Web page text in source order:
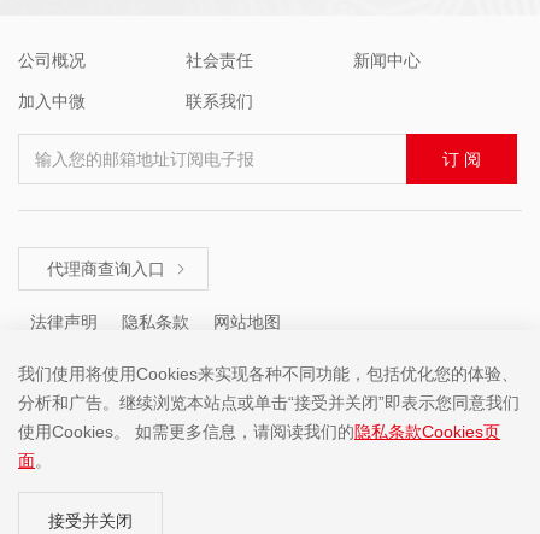
公司概况 社会责任 新闻中心
加入中微 联系我们
输入您的邮箱地址订阅电子报 订 阅
代理商查询入口 
法律声明 隐私条款 网站地图
咨询热线 ： +86 (755) 8671 5143
我们使用将使用Cookies来实现各种不同功能，包括优化您的体验、
分析和广告。继续浏览本站点或单击“接受并关闭”即表示您同意我们
使用Cookies。 如需更多信息，请阅读我们的隐私条款Cookies页
面。
接受并关闭